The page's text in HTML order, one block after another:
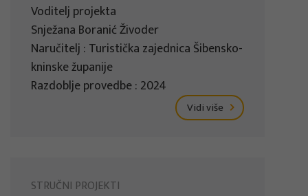
Voditelj projekta
Snježana Boranić Živoder
Naručitelj : Turistička zajednica Šibensko-
kninske županije
Razdoblje provedbe : 2024
Vidi više
STRUČNI PROJEKTI